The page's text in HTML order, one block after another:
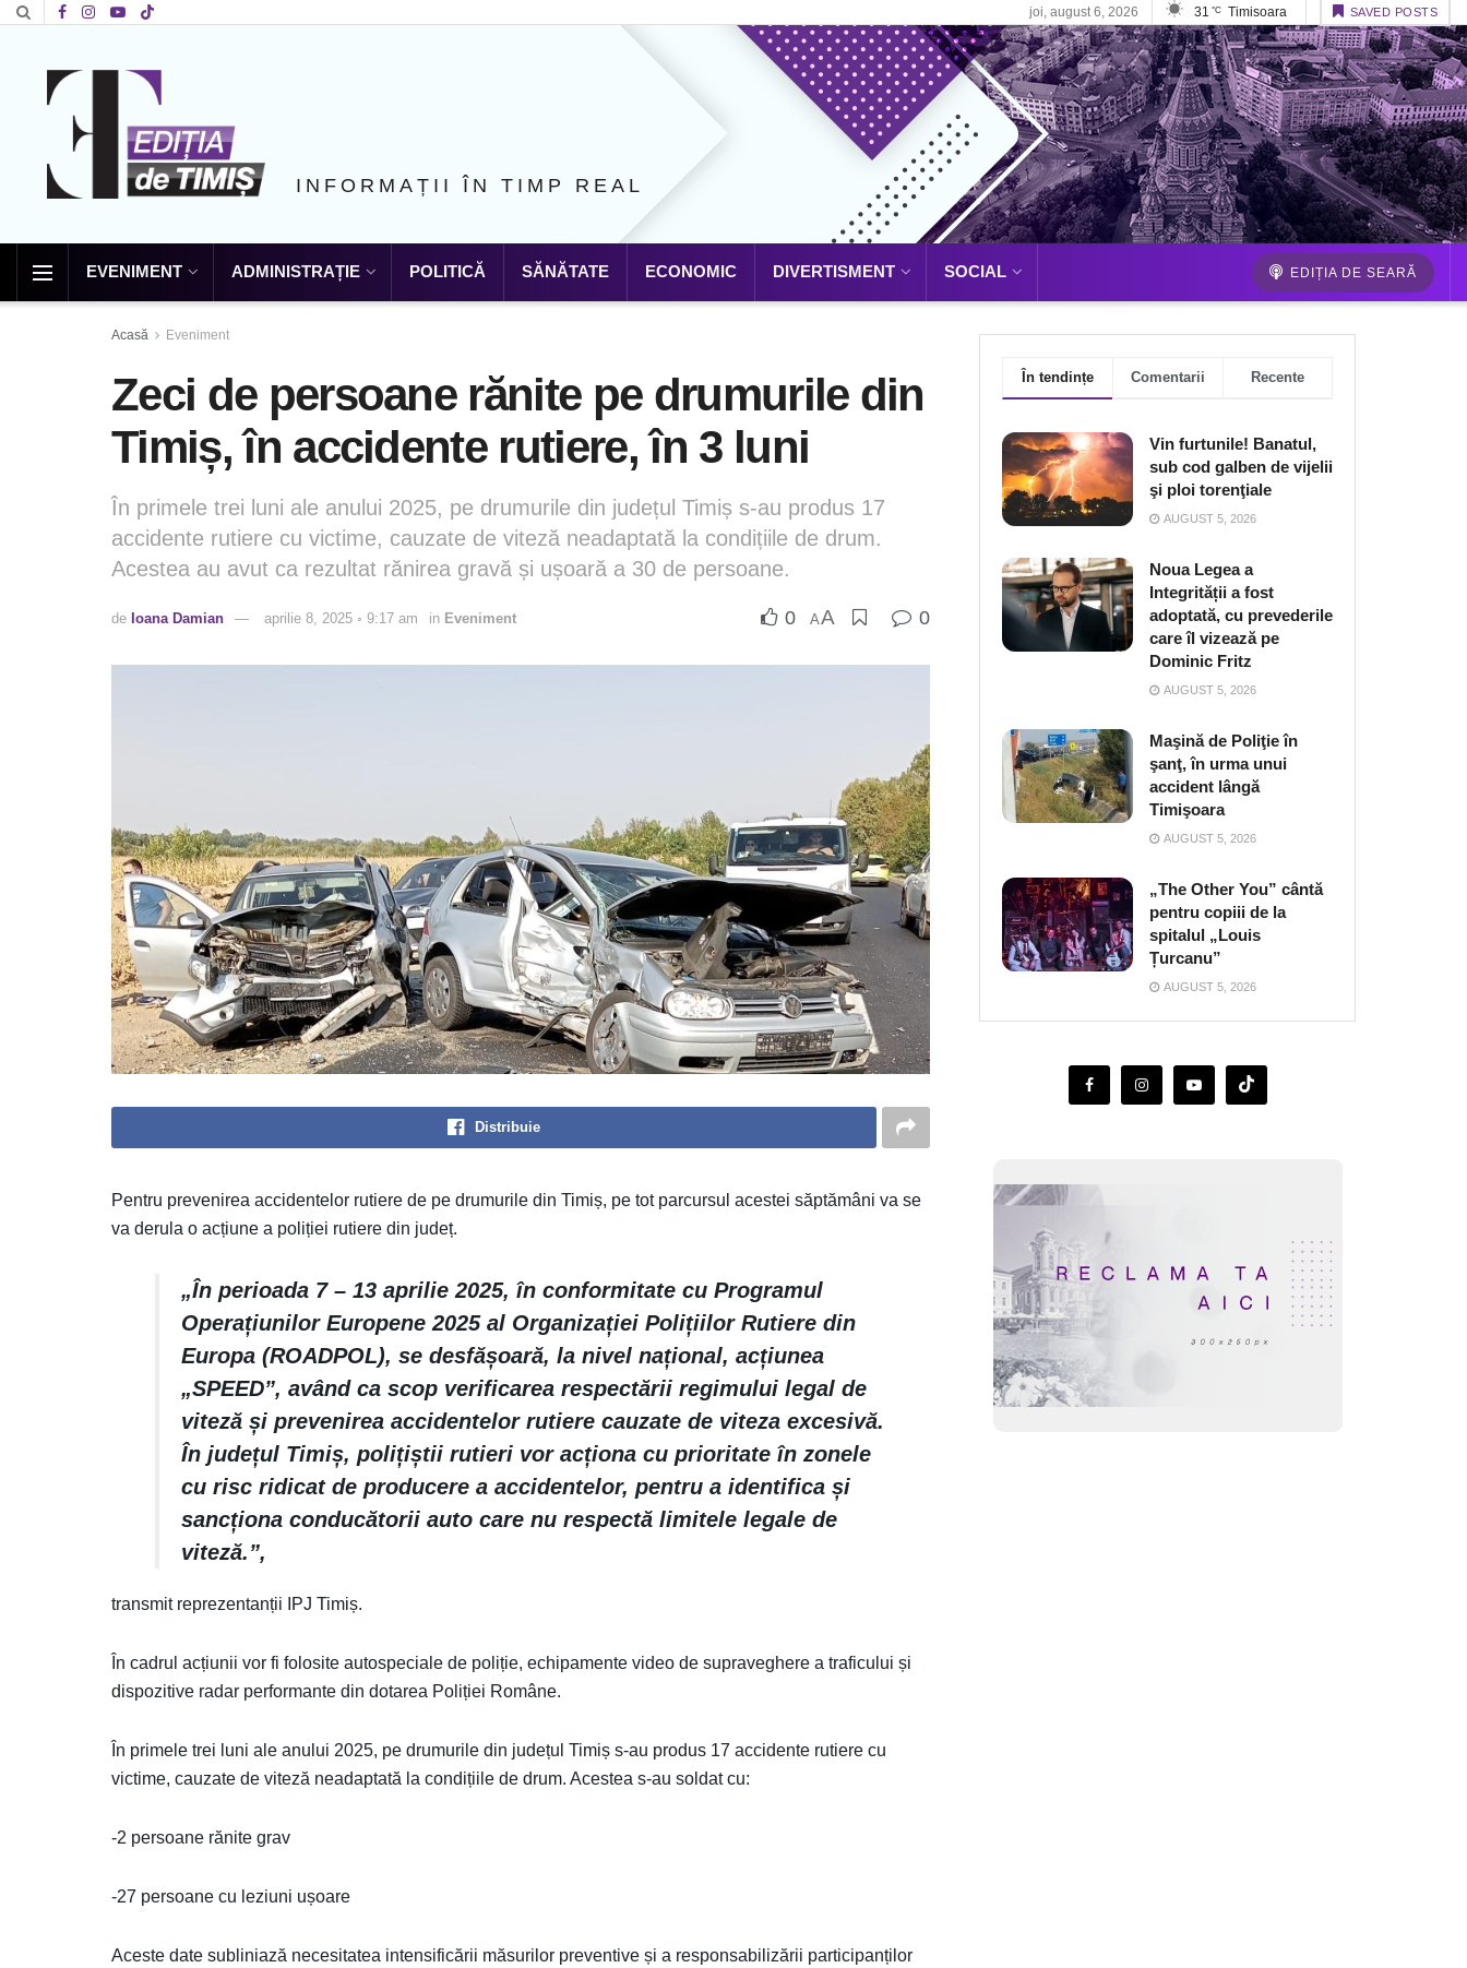
joi, august 6, 2026 31 °C Timisoara SAVED POSTS
INFORMAȚII ÎN TIMP REAL
EVENIMENT ADMINISTRAȚIE POLITICĂ SĂNĂTATE ECONOMIC DIVERTISMENT SOCIAL EDIȚIA DE SEARĂ
Acasă Eveniment
Zeci de persoane rănite pe drumurile din
Timiș, în accidente rutiere, în 3 luni
În primele trei luni ale anului 2025, pe drumurile din județul Timiș s-au produs 17
accidente rutiere cu victime, cauzate de viteză neadaptată la condițiile de drum.
Acestea au avut ca rezultat rănirea gravă și ușoară a 30 de persoane.
de Ioana Damian aprilie 8, 2025 ◦ 9:17 am in Eveniment 0 AA 0
Distribuie
Pentru prevenirea accidentelor rutiere de pe drumurile din Timiș, pe tot parcursul acestei săptămâni va se
va derula o acțiune a poliției rutiere din județ.
„În perioada 7 – 13 aprilie 2025, în conformitate cu Programul
Operațiunilor Europene 2025 al Organizației Polițiilor Rutiere din
Europa (ROADPOL), se desfășoară, la nivel național, acțiunea
„SPEED”, având ca scop verificarea respectării regimului legal de
viteză și prevenirea accidentelor rutiere cauzate de viteza excesivă.
În județul Timiș, polițiștii rutieri vor acționa cu prioritate în zonele
cu risc ridicat de producere a accidentelor, pentru a identifica și
sancționa conducătorii auto care nu respectă limitele legale de
viteză.”,
transmit reprezentanții IPJ Timiș.
În cadrul acțiunii vor fi folosite autospeciale de poliție, echipamente video de supraveghere a traficului și
dispozitive radar performante din dotarea Poliției Române.
În primele trei luni ale anului 2025, pe drumurile din județul Timiș s-au produs 17 accidente rutiere cu
victime, cauzate de viteză neadaptată la condițiile de drum. Acestea s-au soldat cu:
-2 persoane rănite grav
-27 persoane cu leziuni ușoare
Aceste date subliniază necesitatea intensificării măsurilor preventive și a responsabilizării participanților
În tendințe Comentarii Recente
Vin furtunile! Banatul,
sub cod galben de vijelii
şi ploi torenţiale
AUGUST 5, 2026
Noua Legea a
Integrității a fost
adoptată, cu prevederile
care îl vizează pe
Dominic Fritz
AUGUST 5, 2026
Maşină de Poliţie în
şanţ, în urma unui
accident lângă
Timişoara
AUGUST 5, 2026
„The Other You” cântă
pentru copiii de la
spitalul „Louis
Țurcanu”
AUGUST 5, 2026